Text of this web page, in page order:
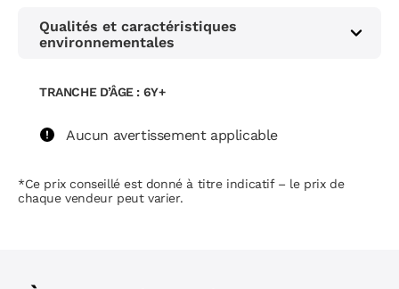
Qualités et caractéristiques
environnementales
TRANCHE D’ÂGE : 6Y+
Aucun avertissement applicable
*Ce prix conseillé est donné à titre indicatif – le prix de
chaque vendeur peut varier.